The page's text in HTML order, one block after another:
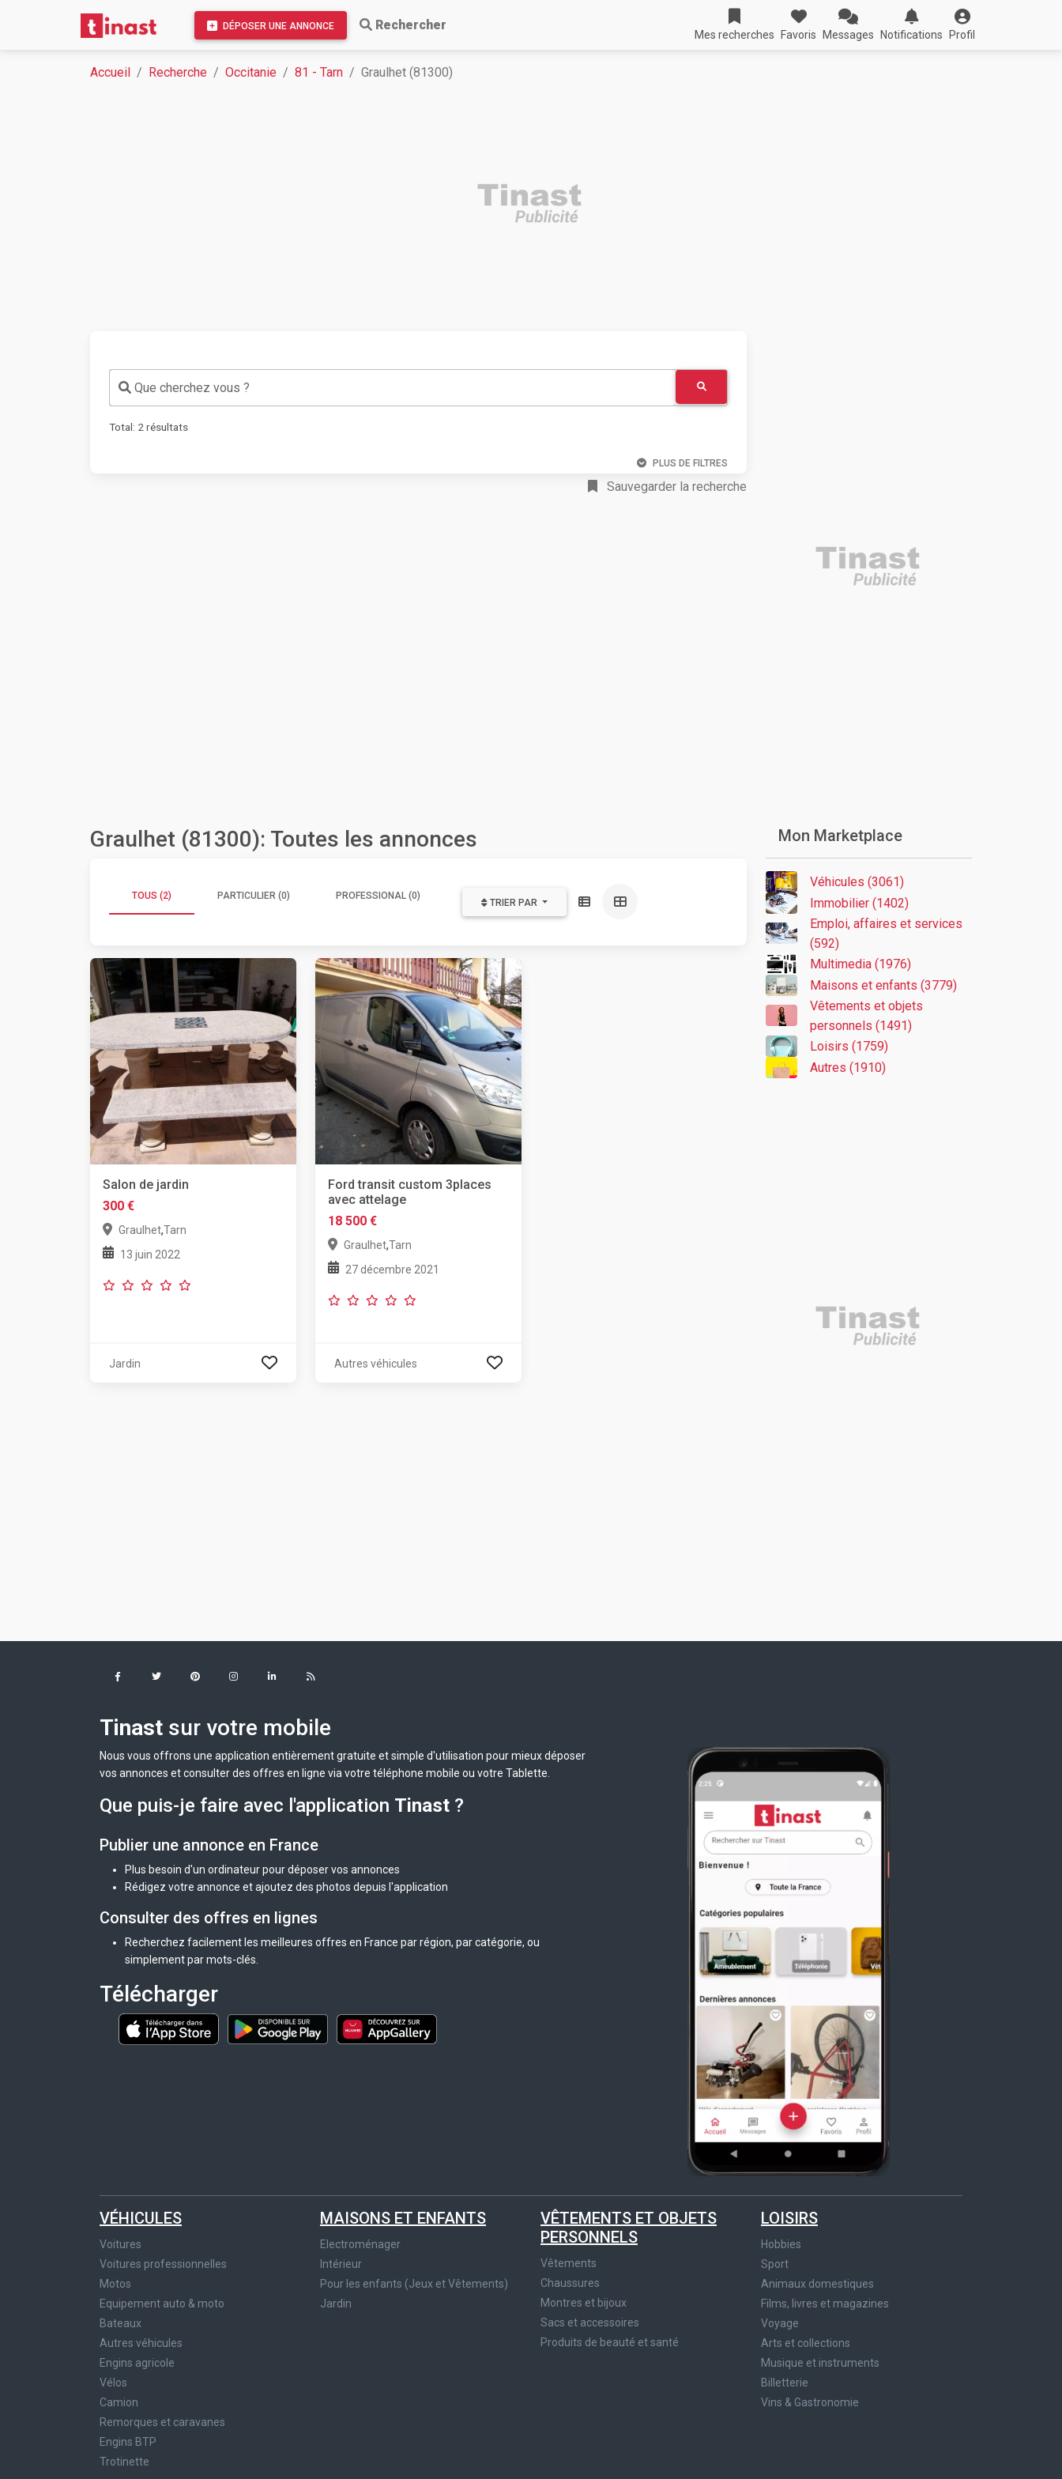
DÉPOSER UNE ANNONCE Rechercher
Mes recherches Favoris Messages Notifications Profil
Accueil Recherche Occitanie 81 - Tarn Graulhet (81300)
Que cherchez vous ?
Total: 2 résultats
PLUS DE FILTRES
Sauvegarder la recherche
Graulhet (81300): Toutes les annonces
TOUS (2) PARTICULIER (0) PROFESSIONAL (0)
TRIER PAR
Salon de jardin
300 €
Graulhet,Tarn
13 juin 2022
Jardin
Ford transit custom 3places
avec attelage
18 500 €
Graulhet,Tarn
27 décembre 2021
Autres véhicules
Mon Marketplace
Véhicules (3061)
Immobilier (1402)
Emploi, affaires et services
(592)
Multimedia (1976)
Maisons et enfants (3779)
Vêtements et objets
personnels (1491)
Loisirs (1759)
Autres (1910)
Tinast sur votre mobile
Nous vous offrons une application entièrement gratuite et simple d'utilisation pour mieux déposer
vos annonces et consulter des offres en ligne via votre téléphone mobile ou votre Tablette.
Que puis-je faire avec l'application Tinast ?
Publier une annonce en France
Plus besoin d'un ordinateur pour déposer vos annonces
Rédigez votre annonce et ajoutez des photos depuis l'application
Consulter des offres en lignes
Recherchez facilement les meilleures offres en France par région, par catégorie, ou
simplement par mots-clés.
Télécharger
VÉHICULES
Voitures
Voitures professionnelles
Motos
Equipement auto & moto
Bateaux
Autres véhicules
Engins agricole
Vélos
Camion
Remorques et caravanes
Engins BTP
Trotinette
MAISONS ET ENFANTS
Electroménager
Intérieur
Pour les enfants (Jeux et Vêtements)
Jardin
VÊTEMENTS ET OBJETS
PERSONNELS
Vêtements
Chaussures
Montres et bijoux
Sacs et accessoires
Produits de beauté et santé
LOISIRS
Hobbies
Sport
Animaux domestiques
Films, livres et magazines
Voyage
Arts et collections
Musique et instruments
Billetterie
Vins & Gastronomie